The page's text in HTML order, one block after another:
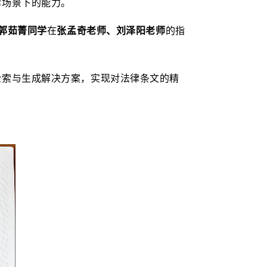
景下的能力。
茹菁同学在张孟奇老师、刘泽阳老师的指
与生成解决方案，实现对法律条文的精